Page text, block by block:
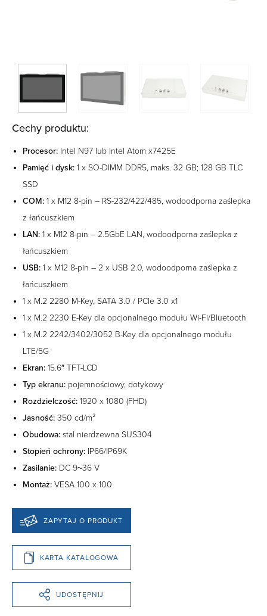
Cechy produktu:
Procesor: Intel N97 lub Intel Atom x7425E
Pamięć i dysk: 1 x SO-DIMM DDR5, maks. 32 GB; 128 GB TLC
SSD
COM: 1 x M12 8-pin – RS-232/422/485, wodoodporna zaślepka
z łańcuszkiem
LAN: 1 x M12 8-pin – 2.5GbE LAN, wodoodporna zaślepka z
łańcuszkiem
USB: 1 x M12 8-pin – 2 x USB 2.0, wodoodporna zaślepka z
łańcuszkiem
1 x M.2 2280 M-Key, SATA 3.0 / PCIe 3.0 x1
1 x M.2 2230 E-Key dla opcjonalnego modułu Wi-Fi/Bluetooth
1 x M.2 2242/3402/3052 B-Key dla opcjonalnego modułu
LTE/5G
Ekran: 15.6″ TFT-LCD
Typ ekranu: pojemnościowy, dotykowy
Rozdzielczość: 1920 x 1080 (FHD)
Jasność: 350 cd/m²
Obudowa: stal nierdzewna SUS304
Stopień ochrony: IP66/IP69K
Zasilanie: DC 9~36 V
Montaż: VESA 100 x 100
ZAPYTAJ O PRODUKT
KARTA KATALOGOWA
UDOSTĘPNIJ